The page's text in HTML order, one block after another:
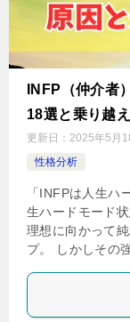
INFP（仲介者
18選と乗り越
更新日： 2025年5月
性格分析
「INFPは人生ハ
生ハードモード
理想に向かって
プ。 しかしその